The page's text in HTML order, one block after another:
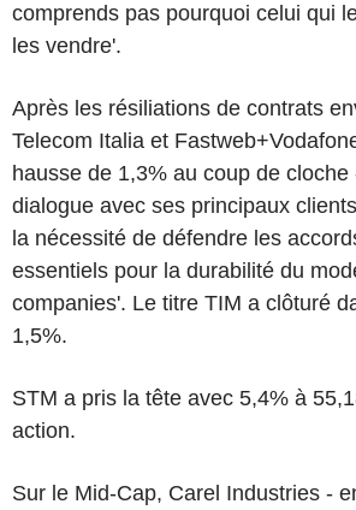
comprends pas pourquoi celui qui
les vendre'.
Après les résiliations de contrats
Telecom Italia et
hausse de 1,3% au coup de cloche
dialogue avec ses principaux
la nécessité de défendre les
essentiels pour la durabilité du
companies'. Le titre TIM a clôturé
1,5%.
STM a pris la tête avec 5,4% à
action.
Sur le Mid-Cap, Carel Industries -